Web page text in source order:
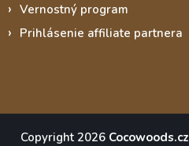
Vernostný program
Prihlásenie affiliate partnera
Copyright 2026 Cocowoods.cz